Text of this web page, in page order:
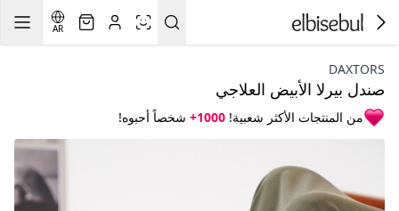
AR
DAXTORS
صندل بيرلا الأبيض العلاجي
من المنتجات الأكثر شعبية! 1000+ شخصاً أحبوه!